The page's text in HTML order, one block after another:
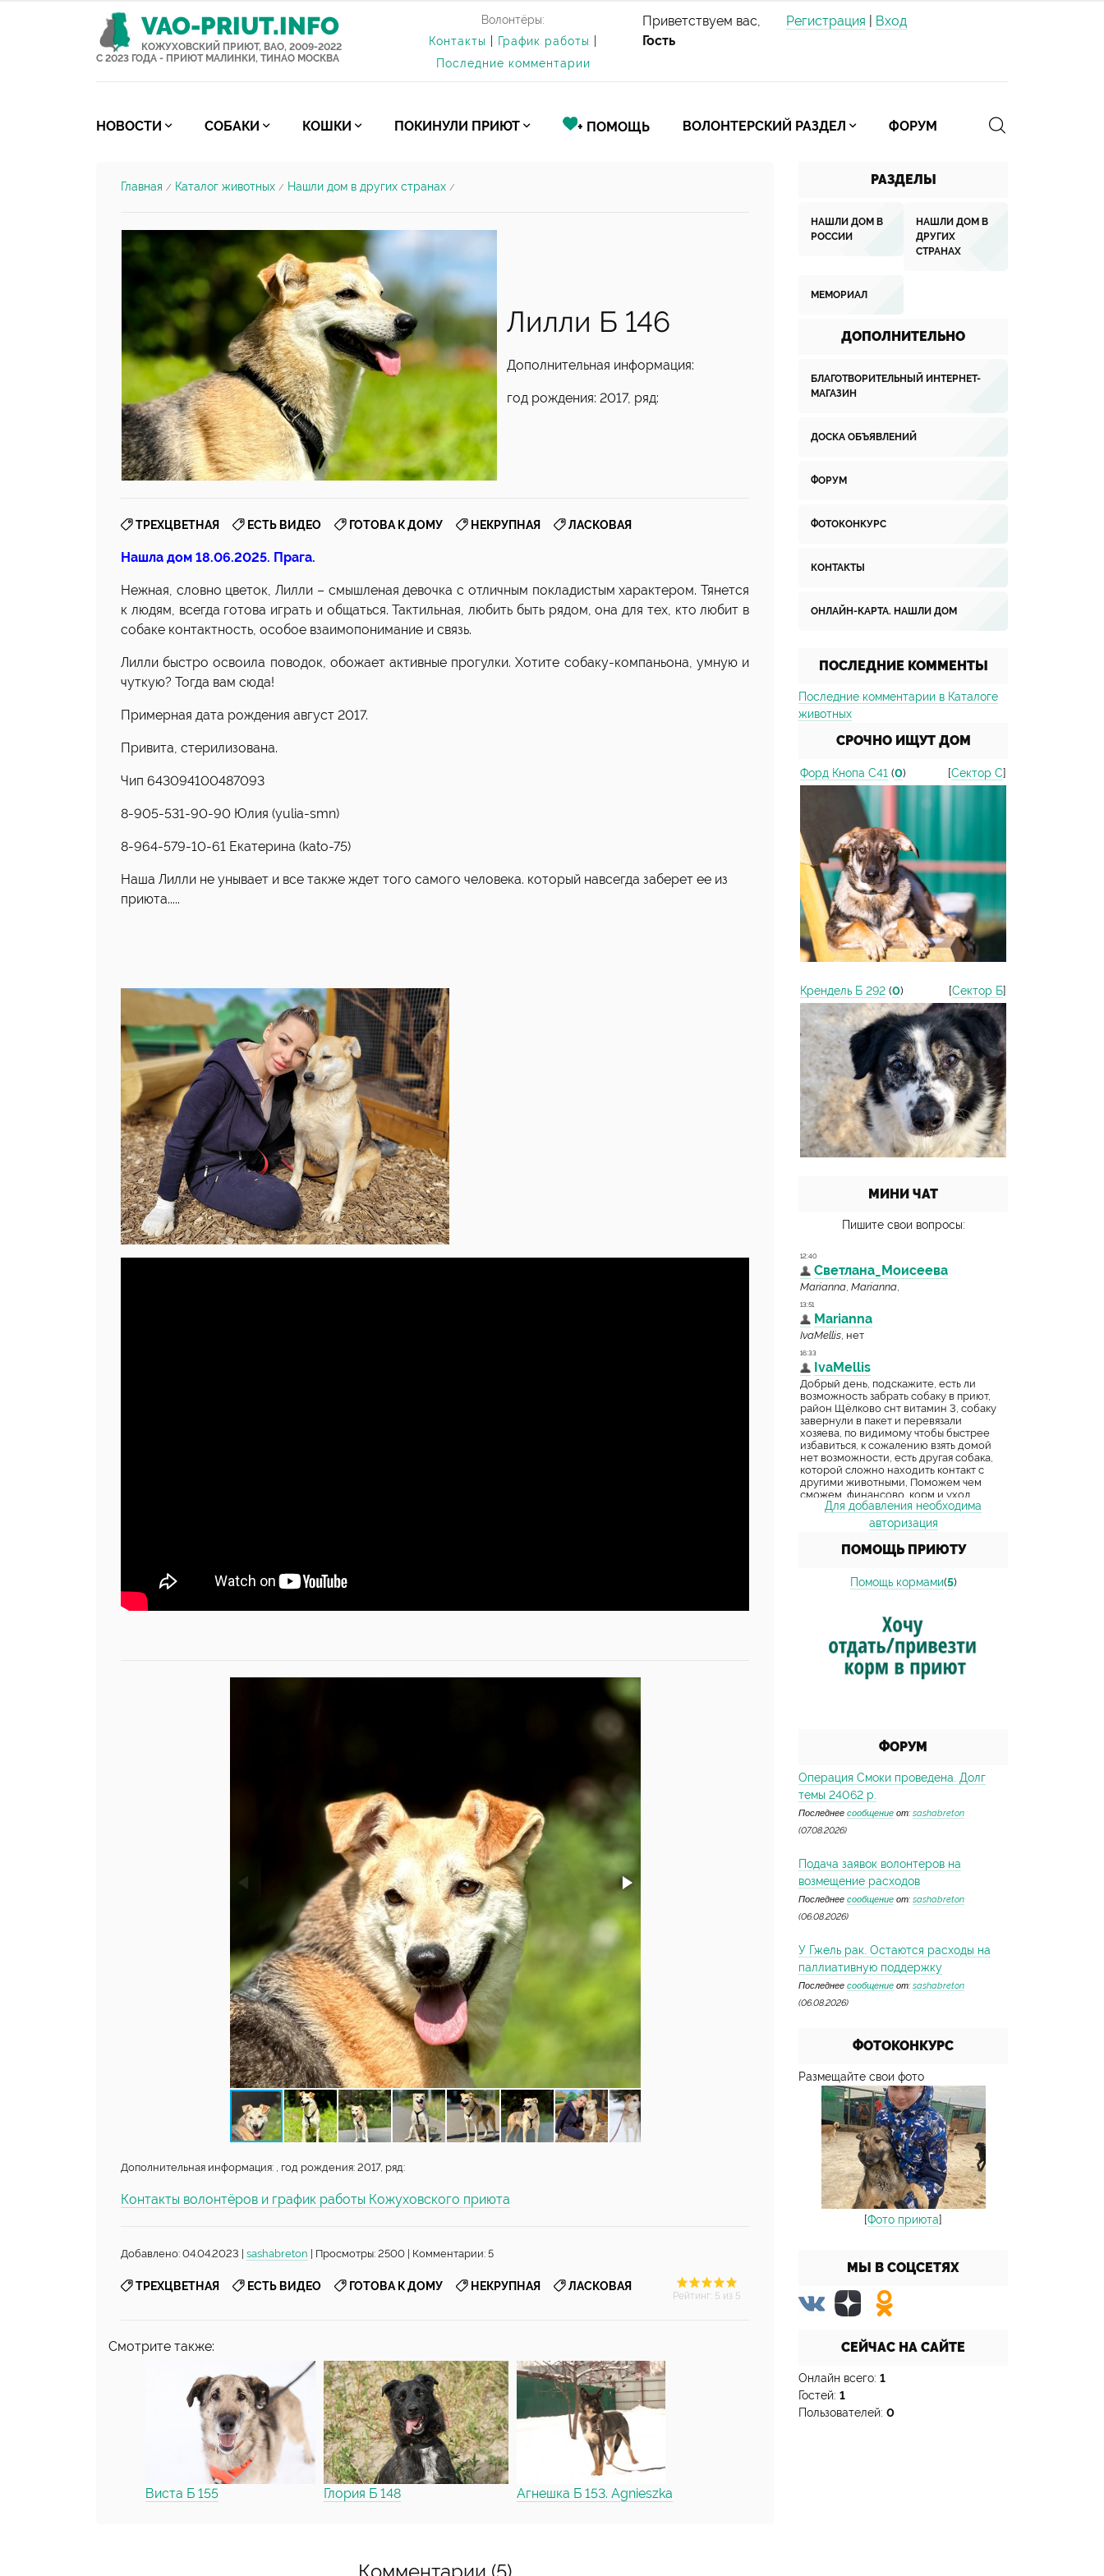
VAO-PRIUT.INFO
КОЖУХОВСКИЙ ПРИЮТ, ВАО, 2009-2022
С 2023 ГОДА - ПРИЮТ МАЛИНКИ, ТИНАО МОСКВА
Волонтёры:
Контакты
График работы
Последние комментарии
Приветствуем вас,
Гость
Регистрация Вход
НОВОСТИ СОБАКИ КОШКИ ПОКИНУЛИ ПРИЮТ + ПОМОЩЬ ВОЛОНТЕРСКИЙ РАЗДЕЛ ФОРУМ
Главная / Каталог животных / Нашли дом в других странах /
Лилли Б 146
Дополнительная информация:
год рождения: 2017, ряд:
ТРЕХЦВЕТНАЯ ЕСТЬ ВИДЕО ГОТОВА К ДОМУ НЕКРУПНАЯ ЛАСКОВАЯ
Нашла дом 18.06.2025. Прага.
Нежная, словно цветок, Лилли – смышленая девочка с отличным покладистым характером. Тянется
к людям, всегда готова играть и общаться. Тактильная, любить быть рядом, она для тех, кто любит в
собаке контактность, особое взаимопонимание и связь.
Лилли быстро освоила поводок, обожает активные прогулки. Хотите собаку-компаньона, умную и
чуткую? Тогда вам сюда!
Примерная дата рождения август 2017.
Привита, стерилизована.
Чип 643094100487093
8-905-531-90-90 Юлия (yulia-smn)
8-964-579-10-61 Екатерина (kato-75)
Наша Лилли не унывает и все также ждет того самого человека. который навсегда заберет ее из
приюта.....
Дополнительная информация: , год рождения: 2017, ряд:
Контакты волонтёров и график работы Кожуховского приюта
Добавлено: 04.04.2023 | sashabreton | Просмотры: 2500 | Комментарии: 5
ТРЕХЦВЕТНАЯ ЕСТЬ ВИДЕО ГОТОВА К ДОМУ НЕКРУПНАЯ ЛАСКОВАЯ
Рейтинг 5 из 5
Смотрите также:
Виста Б 155 Глория Б 148 Агнешка Б 153. Agnieszka
РАЗДЕЛЫ
НАШЛИ ДОМ В
РОССИИ
НАШЛИ ДОМ В
ДРУГИХ
СТРАНАХ
МЕМОРИАЛ
ДОПОЛНИТЕЛЬНО
БЛАГОТВОРИТЕЛЬНЫЙ ИНТЕРНЕТ-
МАГАЗИН
ДОСКА ОБЪЯВЛЕНИЙ
ФОРУМ
ФОТОКОНКУРС
КОНТАКТЫ
ОНЛАЙН-КАРТА. НАШЛИ ДОМ
ПОСЛЕДНИЕ КОММЕНТЫ
Последние комментарии в Каталоге
животных
СРОЧНО ИЩУТ ДОМ
Форд Кнопа С41 (0) [Сектор С]
Крендель Б 292 (0) [Сектор Б]
МИНИ ЧАТ
Пишите свои вопросы:
Для добавления необходима
авторизация
ПОМОЩЬ ПРИЮТУ
Помощь кормами(5)
ФОРУМ
Операция Смоки проведена. Долг
темы 24062 р.
Последнее сообщение от: sashabreton
(07.08.2026)
Подача заявок волонтеров на
возмещение расходов
Последнее сообщение от: sashabreton
(06.08.2026)
У Гжель рак. Остаются расходы на
паллиативную поддержку
Последнее сообщение от: sashabreton
(06.08.2026)
ФОТОКОНКУРС
Размещайте свои фото
[Фото приюта]
МЫ В СОЦСЕТЯХ
СЕЙЧАС НА САЙТЕ
Онлайн всего: 1
Гостей: 1
Пользователей: 0